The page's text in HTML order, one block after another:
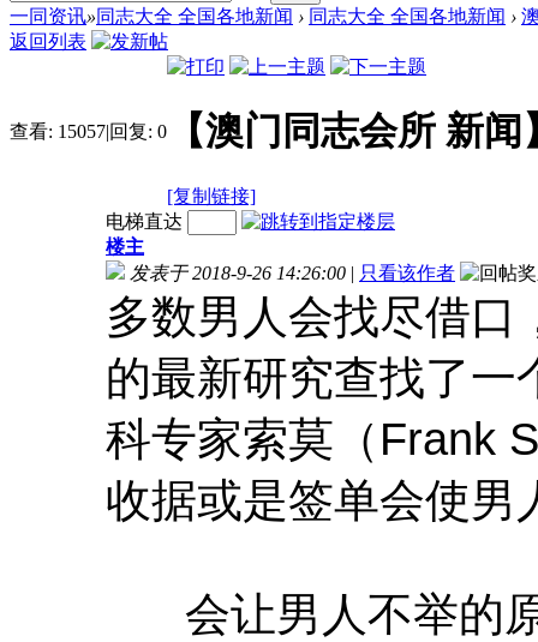
一同资讯»同志大全 全国各地新闻 › 同志大全 全国各地新闻 ›
返回列表
查看: 15057|回复: 0 【澳门同志会所 新闻
[复制链接]
电梯直达
楼主
发表于 2018-9-26 14:26:00 | 只看该作者
多数男人会找尽借口
的最新研究查找了一
科专家索莫（Frank
收据或是签单会使男
会让男人不举的原